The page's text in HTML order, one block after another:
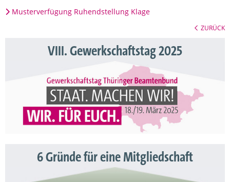
Musterverfügung Ruhendstellung Klage
ZURÜCK
VIII. Gewerkschaftstag 2025
6 Gründe für eine Mitgliedschaft